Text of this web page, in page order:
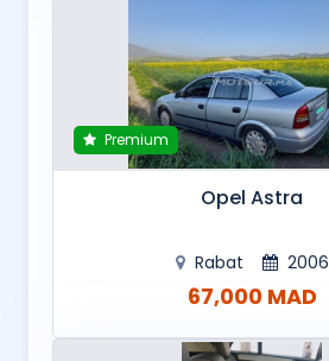
Premium
Opel Astra
Rabat 2006
67,000 MAD